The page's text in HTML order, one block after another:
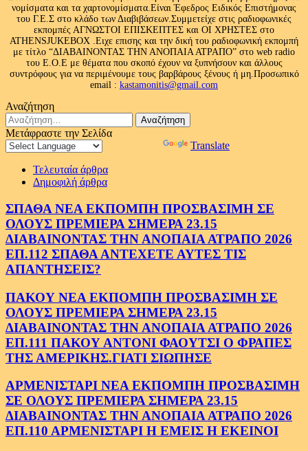
νομίσματα και τα χαρτονομίσματα.Είναι Έφεδρος Ειδικός Επιστήμονας
του Γ.Ε.Σ στο κλάδο των Διαβιβάσεων.Συμμετείχε στις ραδιοφωνικές
εκπομπές ΑΓΝΩΣΤΟΙ ΕΠΙΣΚΕΠΤΕΣ και ΟΙ ΧΡΗΣΤΕΣ στο
ATHENSJUKEBOX .Ειχε επισης και την δική του ραδιοφωνική εκπομπή
με τίτλο “ΔΙΑΒΑΙΝΟΝΤΑΣ ΤΗΝ ΑΝΟΠΑΙΑ ΑΤΡΑΠΟ” στο web radio
του Ε.Ο.Ε με θέματα που σκοπό έχουν να ξυπνήσουν και άλλους
συντρόφους για να περιμένουμε τους βαρβάρους ξένους ή μη.Προσωπικό
email : kastamonitis@gmail.com
Αναζήτηση
Αναζήτηση
για:
Μετάφραστε την Σελίδα
Translate
Τελευταία άρθρα
Δημοφιλή άρθρα
ΣΠΑΘΑ ΝΕΑ ΕΚΠΟΜΠΗ ΠΡΟΣΒΑΣΙΜΗ ΣΕ
ΟΛΟΥΣ ΠΡΕΜΙΕΡΑ ΣΗΜΕΡΑ 23.15
ΔΙΑΒΑΙΝΟΝΤΑΣ ΤΗΝ ΑΝΟΠΑΙΑ ΑΤΡΑΠΟ 2026
ΕΠ.112 ΣΠΑΘΑ ΑΝΤΕΧΕΤΕ ΑΥΤΕΣ ΤΙΣ
ΑΠΑΝΤΗΣΕΙΣ?
ΠΑΚΟΥ ΝΕΑ ΕΚΠΟΜΠΗ ΠΡΟΣΒΑΣΙΜΗ ΣΕ
ΟΛΟΥΣ ΠΡΕΜΙΕΡΑ ΣΗΜΕΡΑ 23.15
ΔΙΑΒΑΙΝΟΝΤΑΣ ΤΗΝ ΑΝΟΠΑΙΑ ΑΤΡΑΠΟ 2026
ΕΠ.111 ΠΑΚΟΥ ΑΝΤΟΝΙ ΦΑΟΥΤΣΙ Ο ΦΡΑΠΕΣ
ΤΗΣ ΑΜΕΡΙΚΗΣ.ΓΙΑΤΙ ΣΙΩΠΗΣΕ
ΑΡΜΕΝΙΣΤΑΡΙ ΝΕΑ ΕΚΠΟΜΠΗ ΠΡΟΣΒΑΣΙΜΗ
ΣΕ ΟΛΟΥΣ ΠΡΕΜΙΕΡΑ ΣΗΜΕΡΑ 23.15
ΔΙΑΒΑΙΝΟΝΤΑΣ ΤΗΝ ΑΝΟΠΑΙΑ ΑΤΡΑΠΟ 2026
ΕΠ.110 ΑΡΜΕΝΙΣΤΑΡΙ Η ΕΜΕΙΣ Η ΕΚΕΙΝΟΙ